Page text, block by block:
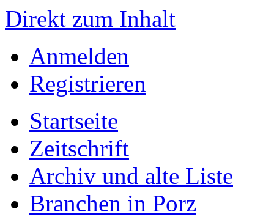
Direkt zum Inhalt
Anmelden
Registrieren
Startseite
Zeitschrift
Archiv und alte Liste
Branchen in Porz